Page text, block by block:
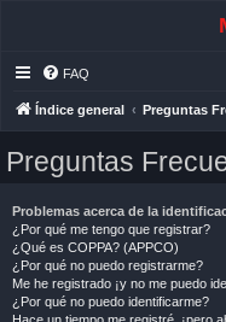
FAQ
Índice general Preguntas
Preguntas
Problemas acerca de la
¿Por qué me tengo que registrar?
¿Qué es COPPA? (APPCO)
¿Por qué no puedo registrarme?
Me he registrado ¡y no me puedo
¿Por qué no puedo identificarme?